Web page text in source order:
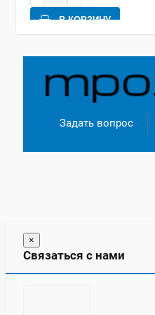
В КОРЗИНУ
1 месяц
Задать вопрос
×
Связаться с нами